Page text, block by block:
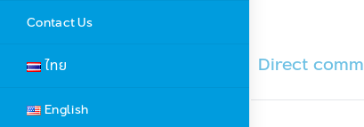
Contact Us
ไทย
English
Direct